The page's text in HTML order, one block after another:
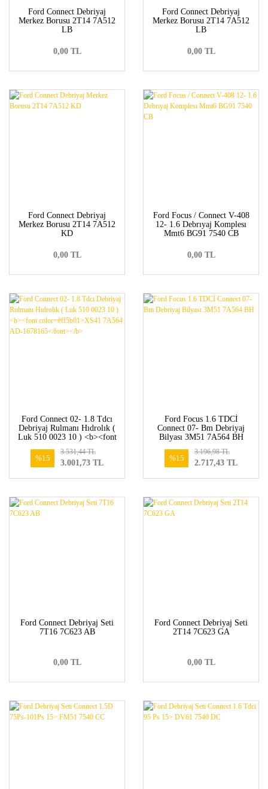
Ford Connect Debriyaj
Merkez Borusu 2T14 7A512
LB
0,00 TL
Ford Connect Debriyaj
Merkez Borusu 2T14 7A512
LB
0,00 TL
Ford Connect Debriyaj
Merkez Borusu 2T14 7A512
KD
0,00 TL
Ford Focus / Connect V-408
12- 1.6 Debrıyaj Komplesı
Mmt6 BG91 7540 CB
0,00 TL
Ford Connect 02- 1.8 Tdcı
Debriyaj Rulmanı Hıdrolık (
Luk 510 0023 10 ) <b><font
AD-1678165</font></b>
%15
3.001,73 TL
3.531,44 TL
Ford Focus 1.6 TDCİ
Connect 07- Bm Debriyaj
Bilyası 3M51 7A564 BH
%15
2.717,43 TL
3.196,98 TL
Ford Connect Debriyaj Seti
7T16 7C623 AB
0,00 TL
Ford Connect Debriyaj Seti
2T14 7C623 GA
0,00 TL